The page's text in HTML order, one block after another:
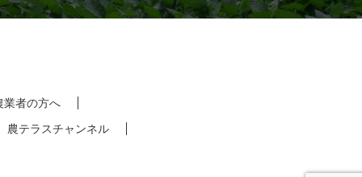
業者の方へ
農テラスチャンネル